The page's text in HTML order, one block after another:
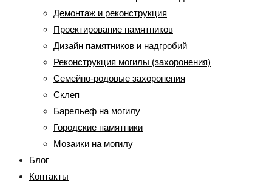
Демонтаж и реконструкция
Проектирование памятников
Дизайн памятников и надгробий
Реконструкция могилы (захоронения)
Семейно-родовые захоронения
Склеп
Барельеф на могилу
Городские памятники
Мозаики на могилу
Блог
Контакты